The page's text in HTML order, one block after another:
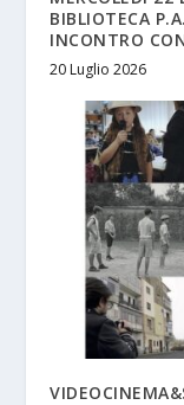
BIBLIOTECA
INCONTRO
20 Luglio 2026